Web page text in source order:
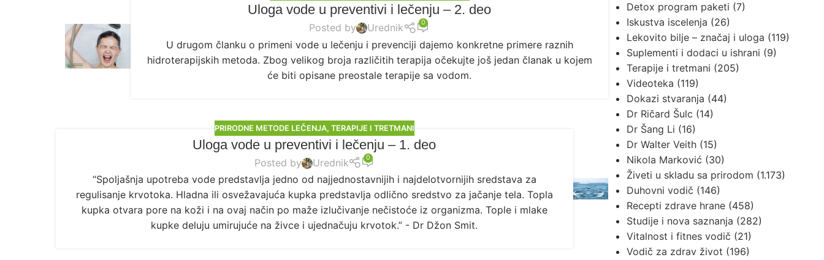
Uloga vode u preventivi i lečenju – 2. deo
Posted by Urednik 0
U drugom članku o primeni vode u lečenju i prevenciji dajemo konkretne primere raznih
hidroterapijskih metoda. Zbog velikog broja različitih terapija očekujte još jedan članak u kojem
će biti opisane preostale terapije sa vodom.
PRIRODNE METODE LEČENJA, TERAPIJE I TRETMANI
Uloga vode u preventivi i lečenju – 1. deo
Posted by Urednik 0
“Spoljašnja upotreba vode predstavlja jedno od najjednostavnijih i najdelotvornijih sredstava za
regulisanje krvotoka. Hladna ili osvežavajuća kupka predstavlja odlično sredstvo za jačanje tela. Topla
kupka otvara pore na koži i na ovaj način po maže izlučivanje nečistoće iz organizma. Tople i mlake
kupke deluju umirujuće na živce i ujednačuju krvotok.” - Dr Džon Smit.
Detox program paketi (7)
Iskustva iscelenja (26)
Lekovito bilje – značaj i uloga (119)
Suplementi i dodaci u ishrani (9)
Terapije i tretmani (205)
Videoteka (119)
Dokazi stvaranja (44)
Dr Ričard Šulc (14)
Dr Šang Li (16)
Dr Walter Veith (15)
Nikola Marković (30)
Živeti u skladu sa prirodom (1.173)
Duhovni vodič (146)
Recepti zdrave hrane (458)
Studije i nova saznanja (282)
Vitalnost i fitnes vodič (21)
Vodič za zdrav život (196)